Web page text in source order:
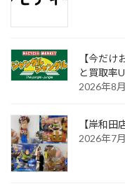
【今だ
と買取率
2026年8
【岸和
2026年7